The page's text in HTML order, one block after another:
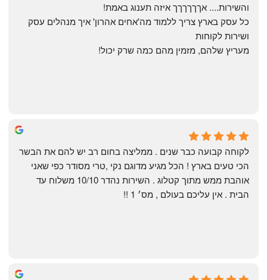
Shahaf Bendarker
6 months ago
והשירות.... אךךךךךך איזה תענוג באמת!
ושירות לקוחות
מעריץ שלהם, מזמין מהם כמה שרק יכול!
Annael Annael
הבית . אין עליכם בעולם , מס׳ 1 !!